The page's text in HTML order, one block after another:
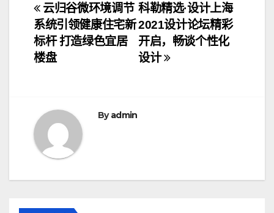
文
章
导
科勒精选·设计上海
2021设计论坛精彩
开启，畅谈个性化
设计
云归谷微环境调节
系统引领健康住宅新
标杆 打造绿色宜居
楼盘
Byadmin